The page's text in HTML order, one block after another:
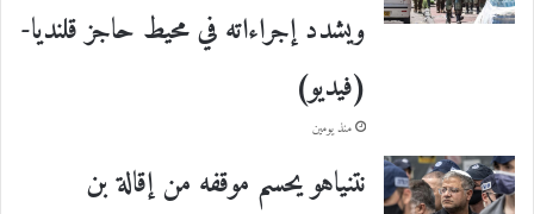
ويشدد إجراءاته في محيط حاجز قلنديا-
(فيديو)
منذ يومين
نتنياهو يحسم موقفه من إقالة بن